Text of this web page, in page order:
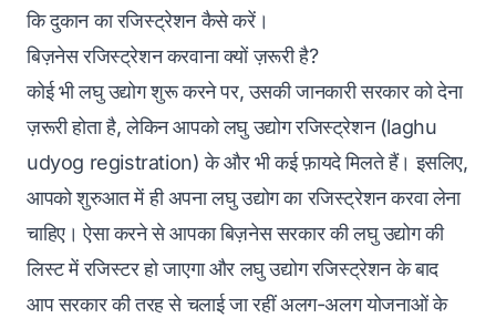
कि दुकान का रजिस्ट्रेशन कैसे करें।
बिज़नेस रजिस्ट्रेशन करवाना क्यों ज़रूरी है?
कोई भी लघु उद्योग शुरू करने पर, उसकी जानकारी सरकार को देना
ज़रूरी होता है, लेकिन आपको लघु उद्योग रजिस्ट्रेशन (laghu
udyog registration) के और भी कई फ़ायदे मिलते हैं। इसलिए,
आपको शुरुआत में ही अपना लघु उद्योग का रजिस्ट्रेशन करवा लेना
चाहिए। ऐसा करने से आपका बिज़नेस सरकार की लघु उद्योग की
लिस्ट में रजिस्टर हो जाएगा और लघु उद्योग रजिस्ट्रेशन के बाद
आप सरकार की तरह से चलाई जा रहीं अलग-अलग योजनाओं के